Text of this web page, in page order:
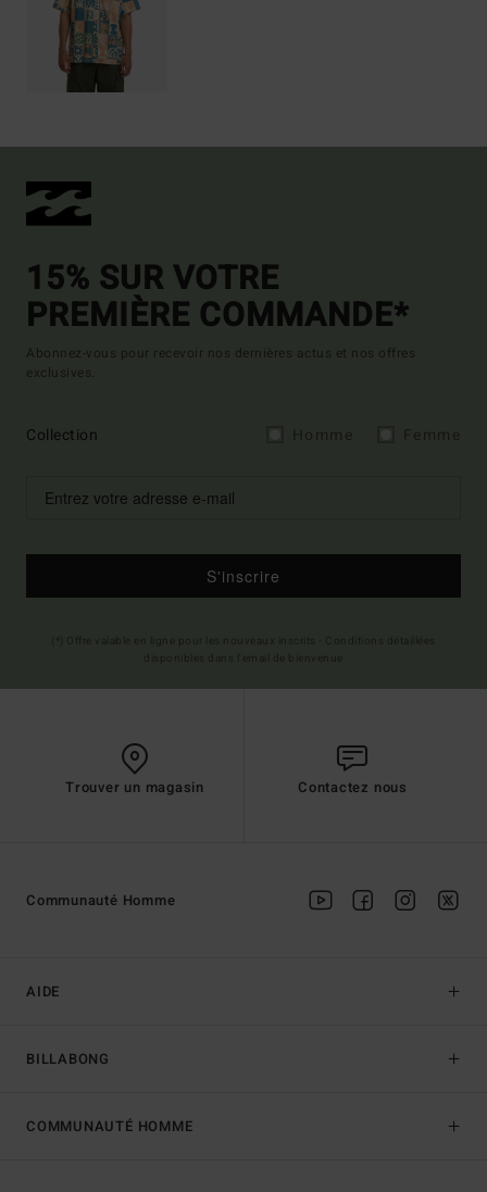
15% SUR VOTRE
PREMIÈRE COMMANDE*
Abonnez-vous pour recevoir nos dernières actus et nos offres
exclusives.
Collection
S'inscrire
Trouver un magasin Contactez nous
AIDE
BILLABONG
Communauté Homme
COMMUNAUTÉ HOMME